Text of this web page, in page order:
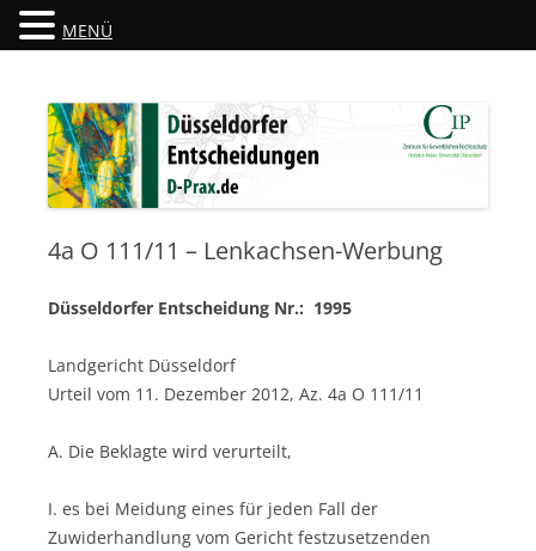
Düsseldorfer Entscheidungen
4a O 111/11 – Lenkachsen-Werbung
Düsseldorfer Entscheidung Nr.: 1995
Landgericht Düsseldorf
Urteil vom 11. Dezember 2012, Az. 4a O 111/11
A. Die Beklagte wird verurteilt,
I. es bei Meidung eines für jeden Fall der
Zuwiderhandlung vom Gericht festzusetzenden
MENÜ